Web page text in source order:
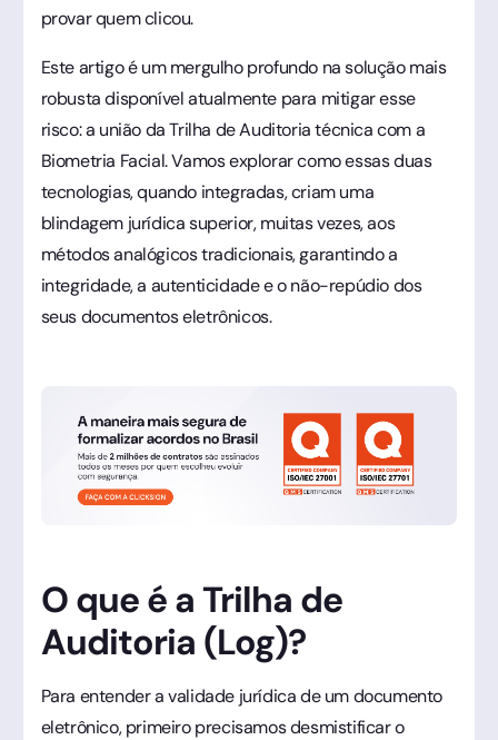
provar quem clicou.
Este artigo é um mergulho profundo na solução mais
robusta disponível atualmente para mitigar esse
risco: a união da Trilha de Auditoria técnica com a
Biometria Facial. Vamos explorar como essas duas
tecnologias, quando integradas, criam uma
blindagem jurídica superior, muitas vezes, aos
métodos analógicos tradicionais, garantindo a
integridade, a autenticidade e o não-repúdio dos
seus documentos eletrônicos.
O que é a Trilha de
Auditoria (Log)?
Para entender a validade jurídica de um documento
eletrônico, primeiro precisamos desmistificar o